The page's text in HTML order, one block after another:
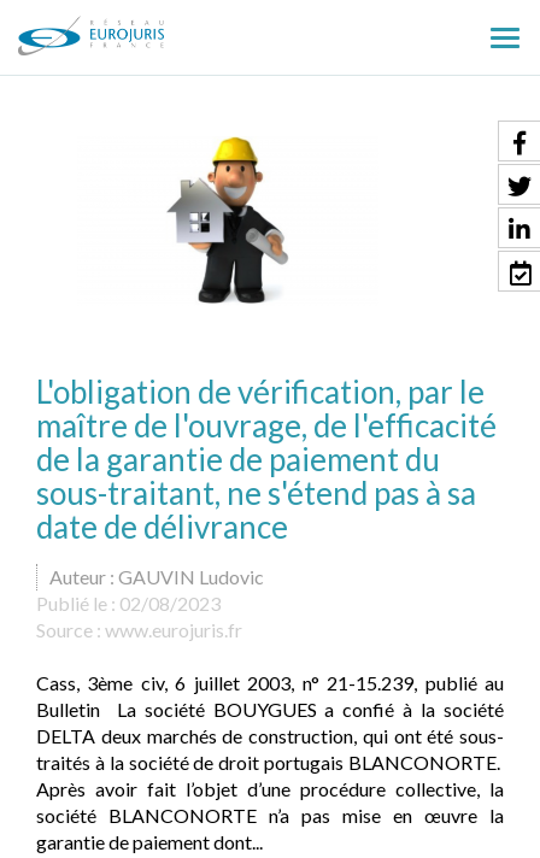
le
L'obligation de vérification, par le
maître de l'ouvrage, de l'efficacité
de la garantie de paiement du
sous-traitant, ne s'étend pas à sa
date de délivrance
Auteur : GAUVIN Ludovic
Publié le : 02/08/2023
Source : www.eurojuris.fr
Cass, 3ème civ, 6 juillet 2003, n° 21-15.239, publié au
Bulletin La société BOUYGUES a confié à la société
DELTA deux marchés de construction, qui ont été sous-
traités à la société de droit portugais BLANCONORTE.
Après avoir fait l’objet d’une procédure collective, la
société BLANCONORTE n’a pas mise en œuvre la
garantie de paiement dont...